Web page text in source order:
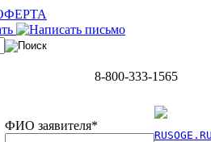
8-800-333-1565
ФИО заявителя*